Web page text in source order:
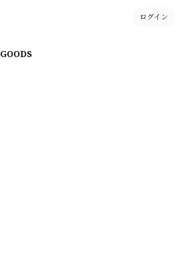
ログイン
GOODS